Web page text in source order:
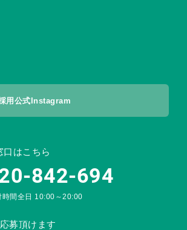
用公式Instagram
口はこちら
842-694
時間全日 10:00～20:00
募頂けます